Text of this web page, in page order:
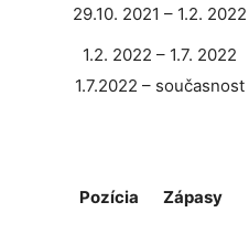
29.10. 2021 – 1.2. 2022
1.2. 2022 – 1.7. 2022
1.7.2022 – současnost
Pozícia Zápasy